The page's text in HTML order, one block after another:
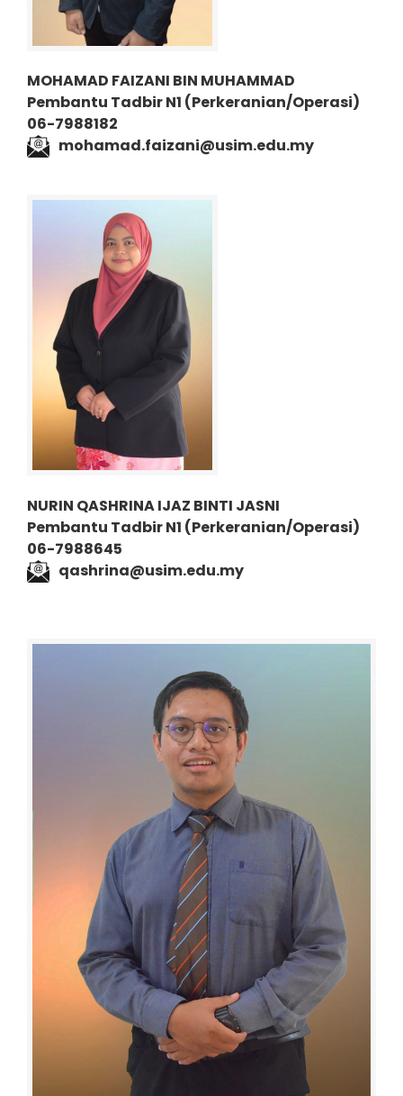
MOHAMAD FAIZANI BIN MUHAMMAD
Pembantu Tadbir N1 (Perkeranian/Operasi)
06-7988182
mohamad.faizani@usim.edu.my
NURIN QASHRINA IJAZ BINTI JASNI
Pembantu Tadbir N1 (Perkeranian/Operasi)
06-7988645
qashrina@usim.edu.my